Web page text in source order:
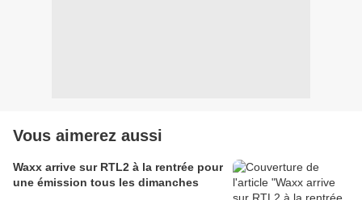
Vous aimerez aussi
Waxx arrive sur RTL2 à la rentrée pour
une émission tous les dimanches